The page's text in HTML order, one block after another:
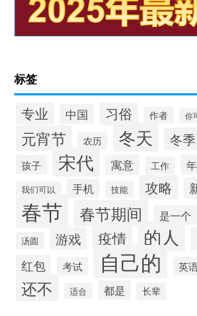
标签
专业 中国 习俗 作者 你
元宵节 农历 冬天 冬季
孩子 宋代 寓意 工作
我们可以 手机 技能 攻略
春节 春节期间 是一个
汤圆 游戏 疫情 的人
红包 考试 自己的 英
还不 适合 都是 长辈